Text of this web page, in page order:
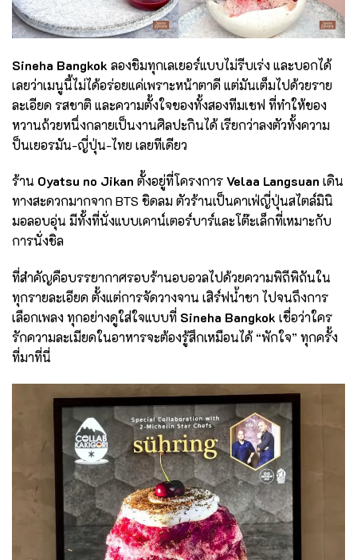
Sineha Bangkok ลองชิมทุกเลเยอร์แบบไม่รีบเร่ง และบอกได้
เลยว่าเมนูนี้ไม่ได้อร่อยแค่เพราะหน้าตาดี แต่มันเต็มไปด้วยราย
ละเอียด รสชาติ และความตั้งใจของทั้งสองทีมเชฟ ที่ทำให้ของ
หวานถ้วยหนึ่งกลายเป็นงานศิลปะกินได้ เรียกว่าลงตัวทั้งความ
ป็นเยอรมัน-ญี่ปุ่น-ไทย เลยทีเดียว
ร้าน Oyatsu no Jikan ตั้งอยู่ที่โครงการVelaa Langsuan เดิน
ทางสะดวกมากจาก BTS ชิดลม ตัวร้านเป็นคาเฟ่ญี่ปุ่นสไตล์มินิ
มอลอบอุ่น มีทั้งที่นั่งแบบเคาน์เตอร์บาร์และโต๊ะเล็กที่เหมาะกับ
การนั่งชิล
ที่สำคัญคือบรรยากาศรอบร้านอบอวลไปด้วยความพิถีพิถันใน
ทุกรายละเอียด ตั้งแต่การจัดวางจาน เสิร์ฟน้ำชา ไปจนถึงการ
เลือกเพลง ทุกอย่างดูใส่ใจแบบที่ Sineha Bangkok เชื่อว่าใคร
รักความละเมียดในอาหารจะต้องรู้สึกเหมือนได้ “พักใจ” ทุกครั้ง
ที่มาที่นี่